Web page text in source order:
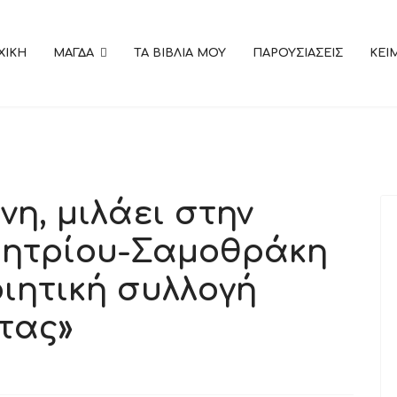
ΜΑΓΔΑ ΤΑ ΒΙΒΛΙΑ ΜΟΥ ΠΑΡΟΥΣΙΑΣΕΙΣ
μιλάει στην
Σαμοθράκη
συλλογή